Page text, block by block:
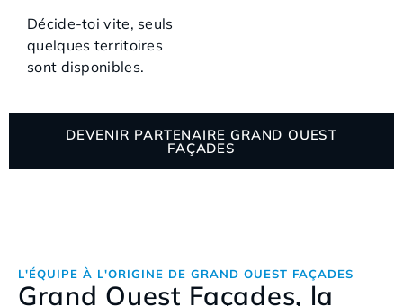
Décide-toi vite, seuls
quelques territoires
sont disponibles.
DEVENIR PARTENAIRE GRAND OUEST
FAÇADES
L'ÉQUIPE À L'ORIGINE DE GRAND OUEST FAÇADES
Grand Ouest Façades, la